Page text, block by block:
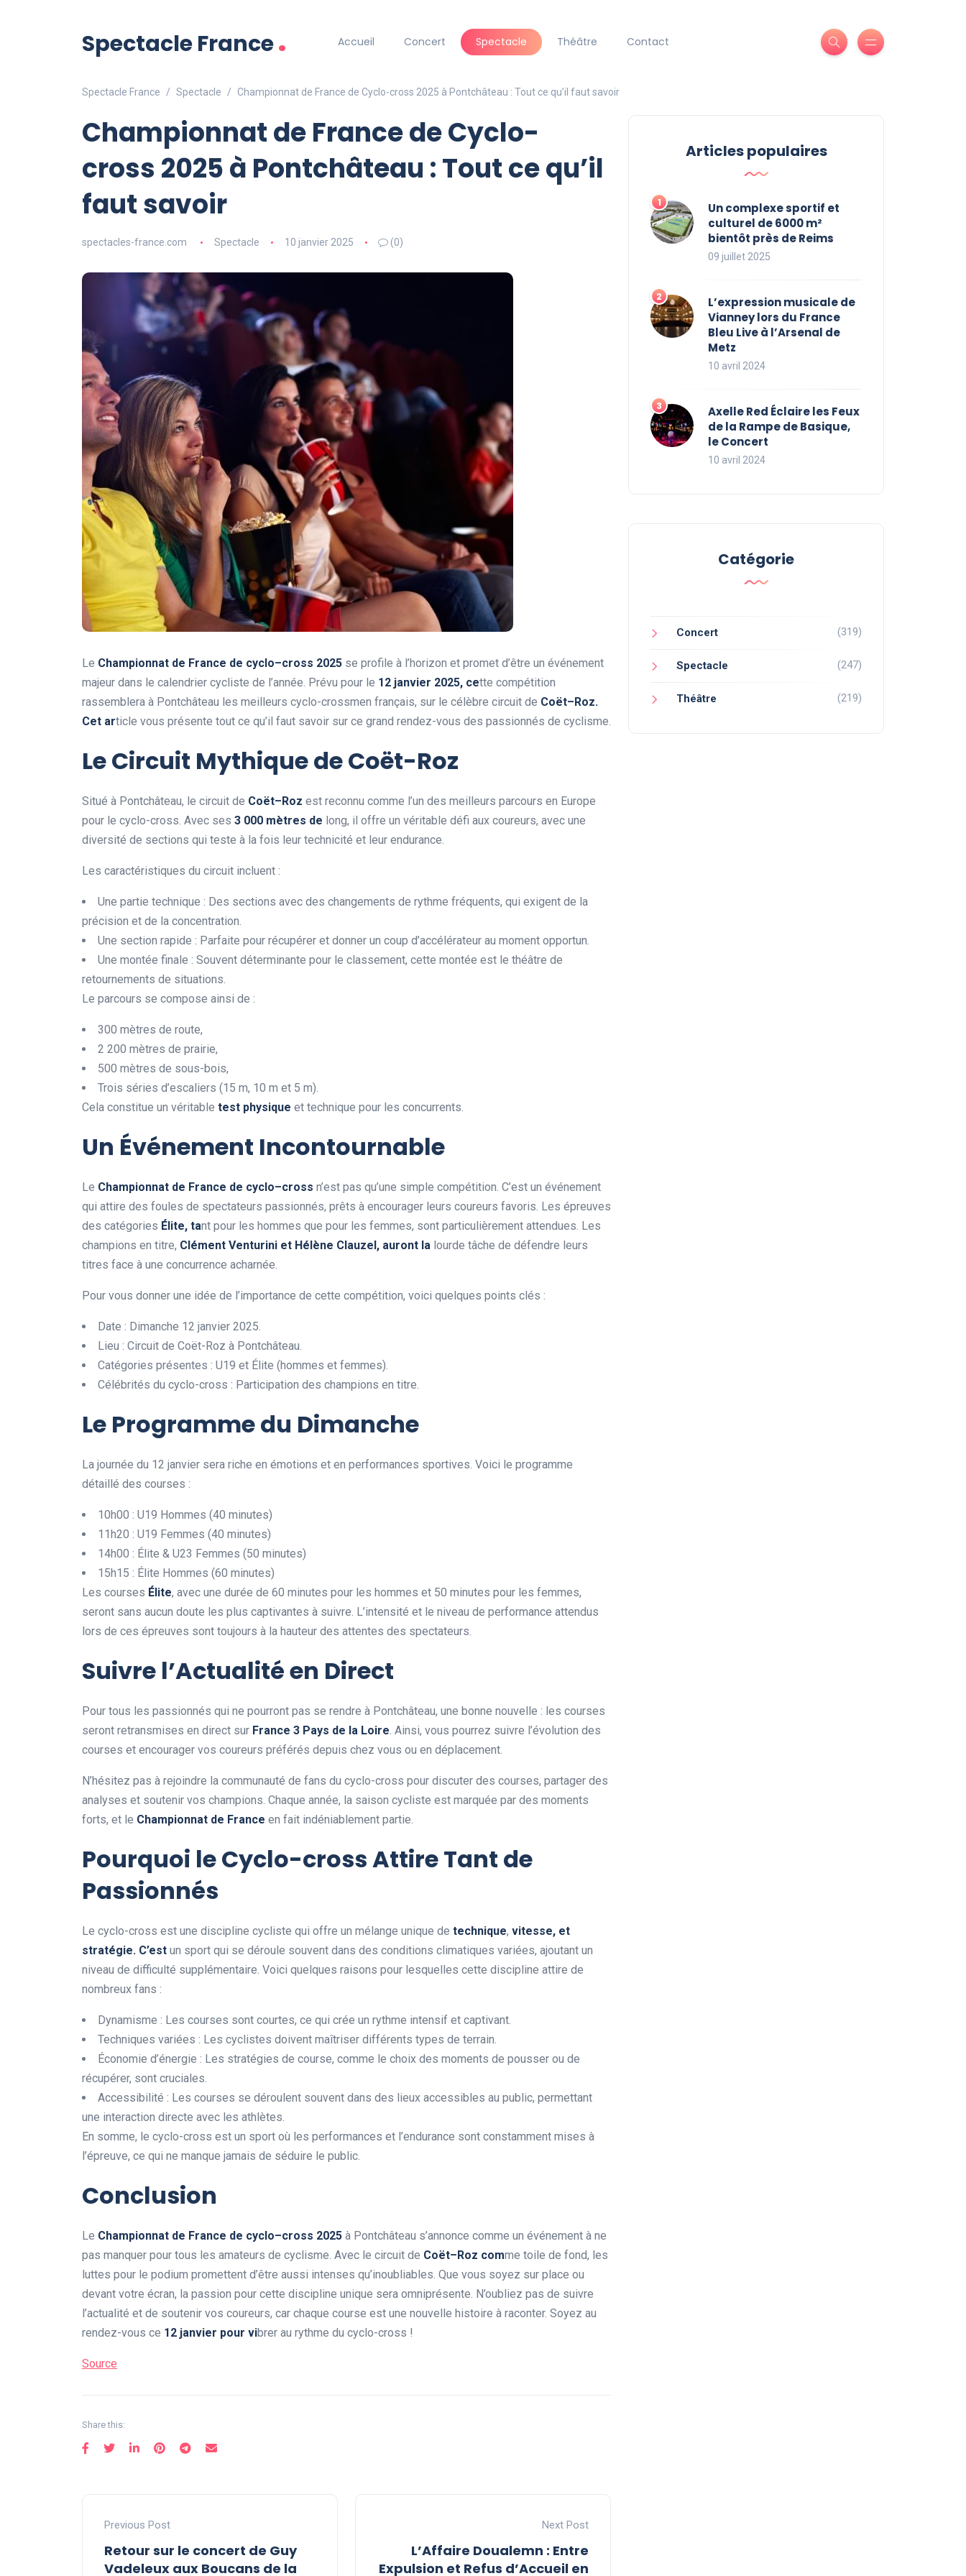
Spectacle France. Accueil Concert Spectacle Théâtre Contact
Spectacle France Spectacle Championnat de France de Cyclo-cross 2025 à Pontchâteau : Tout ce qu’il faut savoir
Championnat de France de Cyclo-
cross 2025 à Pontchâteau : Tout ce qu’il
faut savoir
spectacles-france.com Spectacle 10 janvier 2025 (0)
Le Championnat de France de cyclo–cross 2025 se profile à l’horizon et promet d’être un événement
majeur dans le calendrier cycliste de l’année. Prévu pour le 12 janvier 2025, cette compétition
rassemblera à Pontchâteau les meilleurs cyclo-crossmen français, sur le célèbre circuit de Coët–Roz.
Cet article vous présente tout ce qu’il faut savoir sur ce grand rendez-vous des passionnés de cyclisme.
Le Circuit Mythique de Coët-Roz
Situé à Pontchâteau, le circuit de Coët–Roz est reconnu comme l’un des meilleurs parcours en Europe
pour le cyclo-cross. Avec ses 3 000 mètres de long, il offre un véritable défi aux coureurs, avec une
diversité de sections qui teste à la fois leur technicité et leur endurance.
Les caractéristiques du circuit incluent :
Une partie technique : Des sections avec des changements de rythme fréquents, qui exigent de la
précision et de la concentration.
Une section rapide : Parfaite pour récupérer et donner un coup d’accélérateur au moment opportun.
Une montée finale : Souvent déterminante pour le classement, cette montée est le théâtre de
retournements de situations.
Le parcours se compose ainsi de :
300 mètres de route,
2 200 mètres de prairie,
500 mètres de sous-bois,
Trois séries d’escaliers (15 m, 10 m et 5 m).
Cela constitue un véritable test physique et technique pour les concurrents.
Un Événement Incontournable
Le Championnat de France de cyclo–cross n’est pas qu’une simple compétition. C’est un événement
qui attire des foules de spectateurs passionnés, prêts à encourager leurs coureurs favoris. Les épreuves
des catégories Élite, tant pour les hommes que pour les femmes, sont particulièrement attendues. Les
champions en titre, Clément Venturini et Hélène Clauzel, auront la lourde tâche de défendre leurs
titres face à une concurrence acharnée.
Pour vous donner une idée de l’importance de cette compétition, voici quelques points clés :
Date : Dimanche 12 janvier 2025.
Lieu : Circuit de Coët-Roz à Pontchâteau.
Catégories présentes : U19 et Élite (hommes et femmes).
Célébrités du cyclo-cross : Participation des champions en titre.
Le Programme du Dimanche
La journée du 12 janvier sera riche en émotions et en performances sportives. Voici le programme
détaillé des courses :
10h00 : U19 Hommes (40 minutes)
11h20 : U19 Femmes (40 minutes)
14h00 : Élite & U23 Femmes (50 minutes)
15h15 : Élite Hommes (60 minutes)
Les courses Élite, avec une durée de 60 minutes pour les hommes et 50 minutes pour les femmes,
seront sans aucun doute les plus captivantes à suivre. L’intensité et le niveau de performance attendus
lors de ces épreuves sont toujours à la hauteur des attentes des spectateurs.
Suivre l’Actualité en Direct
Pour tous les passionnés qui ne pourront pas se rendre à Pontchâteau, une bonne nouvelle : les courses
seront retransmises en direct sur France 3 Pays de la Loire. Ainsi, vous pourrez suivre l’évolution des
courses et encourager vos coureurs préférés depuis chez vous ou en déplacement.
N’hésitez pas à rejoindre la communauté de fans du cyclo-cross pour discuter des courses, partager des
analyses et soutenir vos champions. Chaque année, la saison cycliste est marquée par des moments
forts, et le Championnat de France en fait indéniablement partie.
Pourquoi le Cyclo-cross Attire Tant de
Passionnés
Le cyclo-cross est une discipline cycliste qui offre un mélange unique de technique, vitesse, et
stratégie. C’est un sport qui se déroule souvent dans des conditions climatiques variées, ajoutant un
niveau de difficulté supplémentaire. Voici quelques raisons pour lesquelles cette discipline attire de
nombreux fans :
Dynamisme : Les courses sont courtes, ce qui crée un rythme intensif et captivant.
Techniques variées : Les cyclistes doivent maîtriser différents types de terrain.
Économie d’énergie : Les stratégies de course, comme le choix des moments de pousser ou de
récupérer, sont cruciales.
Accessibilité : Les courses se déroulent souvent dans des lieux accessibles au public, permettant
une interaction directe avec les athlètes.
En somme, le cyclo-cross est un sport où les performances et l’endurance sont constamment mises à
l’épreuve, ce qui ne manque jamais de séduire le public.
Conclusion
Le Championnat de France de cyclo–cross 2025 à Pontchâteau s’annonce comme un événement à ne
pas manquer pour tous les amateurs de cyclisme. Avec le circuit de Coët–Roz comme toile de fond, les
luttes pour le podium promettent d’être aussi intenses qu’inoubliables. Que vous soyez sur place ou
devant votre écran, la passion pour cette discipline unique sera omniprésente. N’oubliez pas de suivre
l’actualité et de soutenir vos coureurs, car chaque course est une nouvelle histoire à raconter. Soyez au
rendez-vous ce 12 janvier pour vibrer au rythme du cyclo-cross !
Source
Share this:
Previous Post
Retour sur le concert de Guy
Vadeleux aux Boucans de la
Next Post
L’Affaire Doualemn : Entre
Expulsion et Refus d’Accueil en
Articles populaires
Un complexe sportif et
culturel de 6000 m²
bientôt près de Reims
09 juillet 2025
L’expression musicale de
Vianney lors du France
Bleu Live à l’Arsenal de
Metz
10 avril 2024
Axelle Red Éclaire les Feux
de la Rampe de Basique,
le Concert
10 avril 2024
Catégorie
Concert (319)
Spectacle (247)
Théâtre (219)